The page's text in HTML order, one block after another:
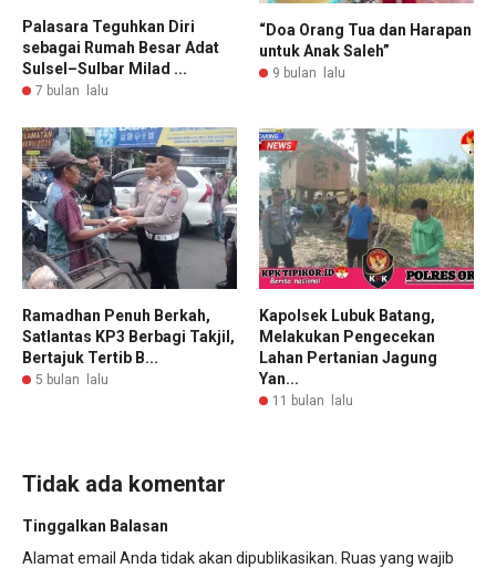
Palasara Teguhkan Diri
sebagai Rumah Besar Adat
Sulsel–Sulbar Milad ...
7 bulan lalu
“Doa Orang Tua dan Harapan
untuk Anak Saleh”
9 bulan lalu
Ramadhan Penuh Berkah,
Satlantas KP3 Berbagi Takjil,
Bertajuk Tertib B...
5 bulan lalu
Kapolsek Lubuk Batang,
Melakukan Pengecekan
Lahan Pertanian Jagung
Yan...
11 bulan lalu
Tidak ada komentar
Tinggalkan Balasan
Alamat email Anda tidak akan dipublikasikan. Ruas yang wajib